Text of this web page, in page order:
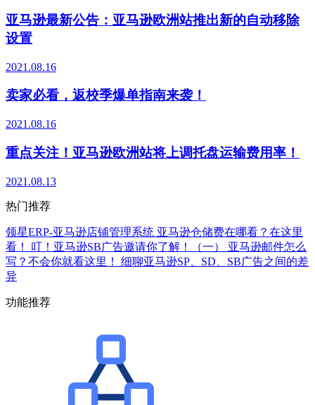
亚马逊最新公告：亚马逊欧洲站推出新的自动移除
设置
2021.08.16
卖家必看，返校季爆单指南来袭！
2021.08.16
重点关注！亚马逊欧洲站将上调托盘运输费用率！
2021.08.13
热门推荐
领星ERP-亚马逊店铺管理系统 亚马逊仓储费在哪看？在这里
看！
叮！亚马逊SB广告邀请你了解！（一）
亚马逊邮件怎么
写？不会你就看这里！
细聊亚马逊SP、SD、SB广告之间的差
异
功能推荐